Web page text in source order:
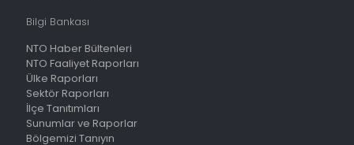
Bilgi Bankası
NTO Haber Bültenleri
NTO Faaliyet Raporları
Ülke Raporları
Sektör Raporları
İlçe Tanıtımları
Sunumlar ve Raporlar
Bölgemizi Tanıyın